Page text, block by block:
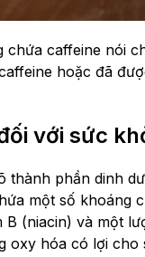
caffeine nói
hoặc đã
với sức
phần dinh
một số khoáng
B (niacin) và một
oxy hóa có lợi cho